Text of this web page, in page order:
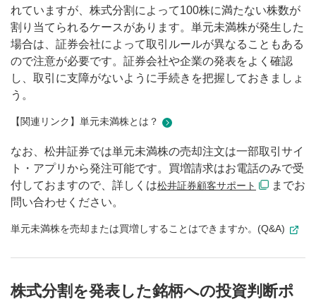
れていますが、株式分割によって100株に満たない株数が
割り当てられるケースがあります。単元未満株が発生した
場合は、証券会社によって取引ルールが異なることもある
ので注意が必要です。証券会社や企業の発表をよく確認
し、取引に支障がないように手続きを把握しておきましょ
う。
【関連リンク】単元未満株とは？
なお、松井証券では単元未満株の売却注文は一部取引サイ
ト・アプリから発注可能です。買増請求はお電話のみで受
付しておますので、詳しくは松井証券顧客サポート
までお
問い合わせください。
単元未満株を売却または買増しすることはできますか。(Q&A)
株式分割を発表した銘柄への投資判断ポ